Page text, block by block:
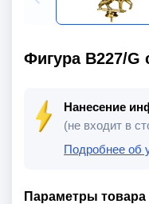
Фигура B227/G
Нанесение
(не входит в
Подробнее об
Параметры товара